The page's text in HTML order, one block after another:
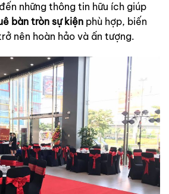
những thông tin hữu ích giúp
bàn tròn sự kiện phù hợp, biến
nên hoàn hảo và ấn tượng.